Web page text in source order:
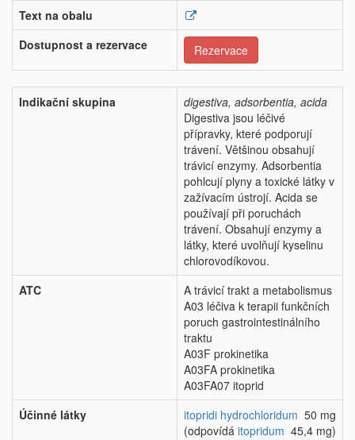
Text na obalu
Dostupnost a rezervace
Rezervace
Indikační skupina
digestiva, adsorbentia, acida
Digestiva jsou léčivé
přípravky, které podporují
trávení. Většinou obsahují
trávicí enzymy. Adsorbentia
pohlcují plyny a toxické látky v
zažívacím ústrojí. Acida se
používají při poruchách
trávení. Obsahují enzymy a
látky, které uvolňují kyselinu
chlorovodíkovou.
ATC
A trávicí trakt a metabolismus
A03 léčiva k terapii funkčních
poruch gastrointestinálního
traktu
A03F prokinetika
A03FA prokinetika
A03FA07 itoprid
Účinné látky
itopridi hydrochloridum 50 mg
(odpovídá itopridum 45,4 mg)